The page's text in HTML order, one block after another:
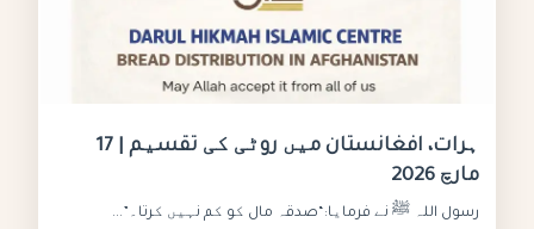
ہرات، افغانستان میں روٹی کی تقسیم | 17
مارچ 2026
رسول اللہ ﷺ نے فرمایا:“صدقہ مال کو کم نہیں کرتا۔”...